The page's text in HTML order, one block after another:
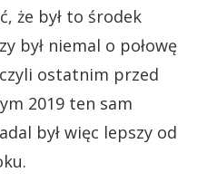
że był to środek
był niemal o połowę
ostatnim przed
2019 ten sam
był więc lepszy od